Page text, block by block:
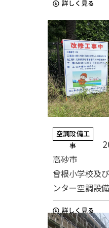
空調設備工
事
高砂市
曾根小学校及
ンター空調設